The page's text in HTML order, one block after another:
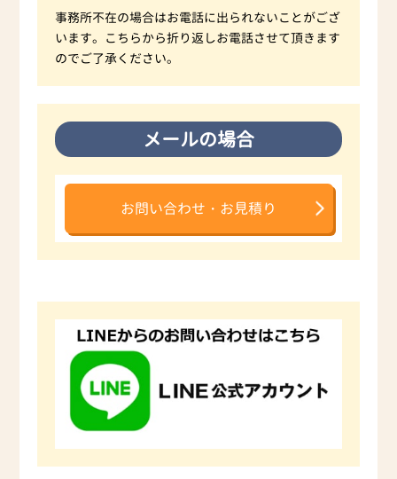
事務所不在の場合はお電話に出られないことがござ
います。こちらから折り返しお電話させて頂きます
のでご了承ください。
メールの場合
お問い合わせ・お見積り